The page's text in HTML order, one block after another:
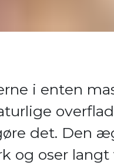
i enten
det. Den
og oser